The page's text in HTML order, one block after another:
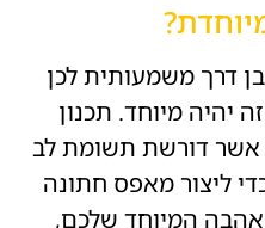
דרך משמעותית לכן
יהיה מיוחד. תכנון
אשר דורשת תשומת לב
ליצור מאפס חתונה
המיוחד שלכם,